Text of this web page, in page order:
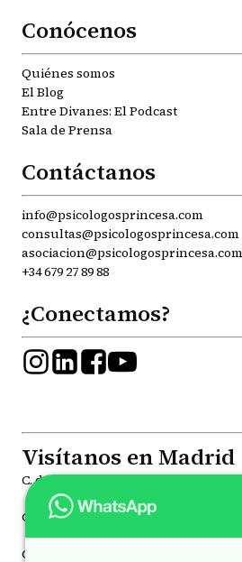
Conócenos
Quiénes somos
El Blog
Entre Divanes: El Podcast
Sala de Prensa
Contáctanos
info@psicologosprincesa.com
consultas@psicologosprincesa.com
asociacion@psicologosprincesa.com
+34 679 27 89 88
¿Conectamos?
Visítanos en Madrid
C. de la Princesa, 81, Moncloa -
C. de Joaquín María López, 41,
C. de Juan Álvarez Mendizábal, 78